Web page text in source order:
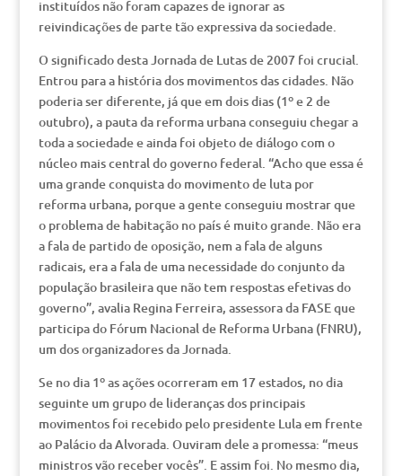
instituídos não foram capazes de ignorar as
reivindicações de parte tão expressiva da sociedade.
O significado desta Jornada de Lutas de 2007 foi crucial.
Entrou para a história dos movimentos das cidades. Não
poderia ser diferente, já que em dois dias (1º e 2 de
outubro), a pauta da reforma urbana conseguiu chegar a
toda a sociedade e ainda foi objeto de diálogo com o
núcleo mais central do governo federal. “Acho que essa é
uma grande conquista do movimento de luta por
reforma urbana, porque a gente conseguiu mostrar que
o problema de habitação no país é muito grande. Não era
a fala de partido de oposição, nem a fala de alguns
radicais, era a fala de uma necessidade do conjunto da
população brasileira que não tem respostas efetivas do
governo”, avalia Regina Ferreira, assessora da FASE que
participa do Fórum Nacional de Reforma Urbana (FNRU),
um dos organizadores da Jornada.
Se no dia 1º as ações ocorreram em 17 estados, no dia
seguinte um grupo de lideranças dos principais
movimentos foi recebido pelo presidente Lula em frente
ao Palácio da Alvorada. Ouviram dele a promessa: “meus
ministros vão receber vocês”. E assim foi. No mesmo dia,